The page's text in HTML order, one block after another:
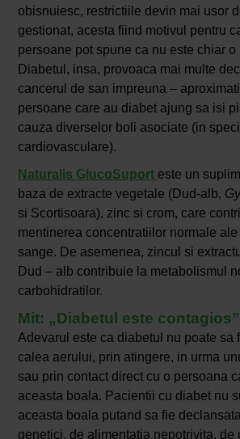
obisnuiesc, restrictiile devin mai usor
gestionat, acesta fiind motivul pentru
persoane pot spune ca nu este chiar o
Diabetul, insa, provoaca mai multe
cancerul de san impreuna –
persoane care au diabet ajung sa isi
cauza diverselor boli asociate (in
cardiovasculare).
Naturalis GlucoSuport este un
baza de extracte vegetale (Dud-alb,
si Scortisoara), zinc si crom, care
mentinerea concentratiilor normale
sange. De asemenea, zincul si
Dud – alb contribuie la metabolismul
carbohidratilor.
Mit: „Diabetul este contagios”
Adevarul este ca diabetul nu poate sa
calea aerului, prin atingere, in urma
sau prin contact direct cu o persoana
aceasta boala. Pacientii cu diabet nu
aceasta boala putand sa fie
genetici, de alimentatia nepotrivita, de